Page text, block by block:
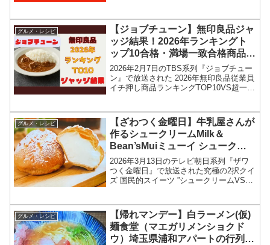
新トップ10ランキングを当てます。5年前
の...
グルメ・レシピ
【ジョブチューン】無印良品ジャ
ッジ結果！2026年ランキングト
ップ10合格・満場一致合格商品 2
月7日
2026年2月7日のTBS系列『ジョブチュー
ン』で放送された 2026年無印良品従業員
イチ押し商品ランキングTOP10VS超一流
今回のジョブチューン・ジャッジ企画で
は、...
グルメ・レシピ
【ざわつく金曜日】牛乳屋さんが
作るシュークリームMilk＆
Bean’sMuiミューイ シュークリ
ームVSいちごパフェ結果2026年
3月13日
2026年3月13日のテレビ朝日系列『ザワ
つく金曜日』で放送された究極の2択クイ
ズ 国民的スイーツ ”シュークリームVSい
ューイ情報を紹介します！今回の...
グルメ・レシピ
【帰れマンデー】白ラーメン(仮)
麺食堂（マエガリメンショクド
ウ）埼玉県浦和アパートの行列グ